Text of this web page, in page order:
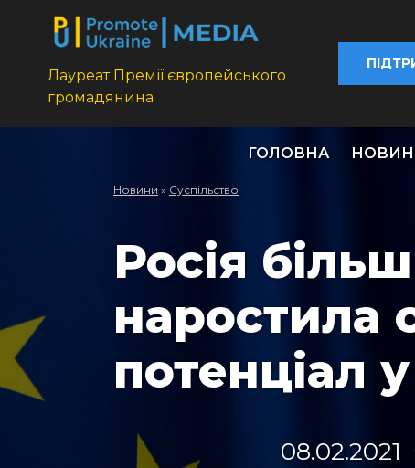
Лауреат Премії європейського
громадянина
ГОЛОВНА
Новини » Суспільство
Росія
наростила
потенціал
08.02.2021